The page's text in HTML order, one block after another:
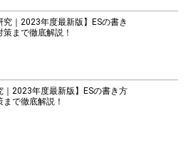
究｜2023年度最新版】ESの書き
まで徹底解説！
｜2023年度最新版】ESの書き方
で徹底解説！